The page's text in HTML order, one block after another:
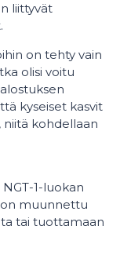
liittyvät
on tehty vain
olisi voitu
kyseiset kasvit
niitä kohdellaan
1-luokan
on muunnettu
tai tuottamaan